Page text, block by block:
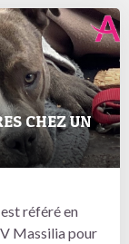
CHEZ UN
référé en
Massilia pour